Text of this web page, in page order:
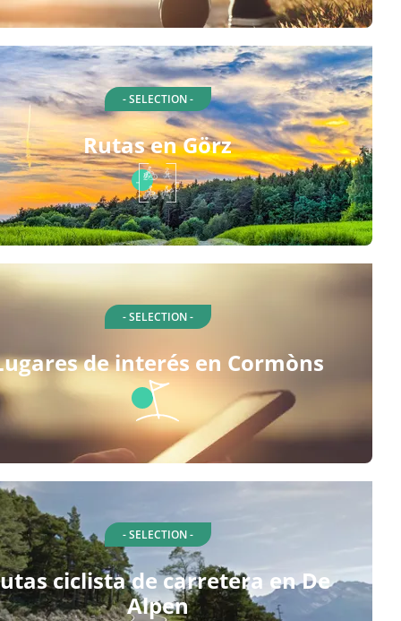
- SELECTION -
Rutas en Görz
- SELECTION -
de interés en Cormòns
- SELECTION -
ciclista de carretera en De
Alpen